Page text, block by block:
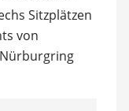
Sitzplätzen
von